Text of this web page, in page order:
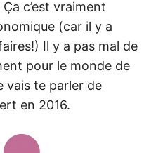
c’est vraiment
(car il y a
Il y a pas mal de
pour le monde de
vais te parler de
en 2016.